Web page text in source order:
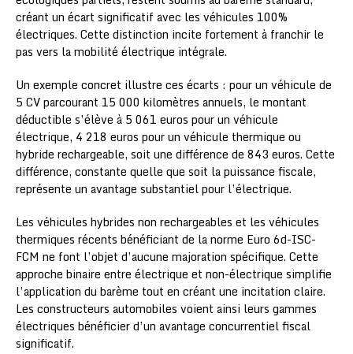
créant un écart significatif avec les véhicules 100%
électriques. Cette distinction incite fortement à franchir le
pas vers la mobilité électrique intégrale.
Un exemple concret illustre ces écarts : pour un véhicule de
5 CV parcourant 15 000 kilomètres annuels, le montant
déductible s’élève à 5 061 euros pour un véhicule
électrique, 4 218 euros pour un véhicule thermique ou
hybride rechargeable, soit une différence de 843 euros. Cette
différence, constante quelle que soit la puissance fiscale,
représente un avantage substantiel pour l’électrique.
Les véhicules hybrides non rechargeables et les véhicules
thermiques récents bénéficiant de la norme Euro 6d-ISC-
FCM ne font l’objet d’aucune majoration spécifique. Cette
approche binaire entre électrique et non-électrique simplifie
l’application du barème tout en créant une incitation claire.
Les constructeurs automobiles voient ainsi leurs gammes
électriques bénéficier d’un avantage concurrentiel fiscal
significatif.